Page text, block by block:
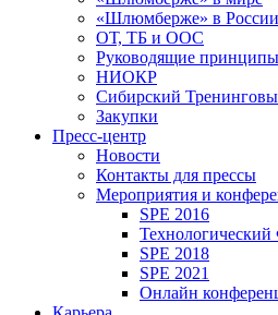
«Шлюмберже» в
ОТ, ТБ и ООС
Руководящие принципы
НИОКР
Сибирский
Закупки
Пресс-центр
Новости
Контакты для прессы
Мероприятия и
SPE 2016
SPE 2018
SPE 2021
Онлайн